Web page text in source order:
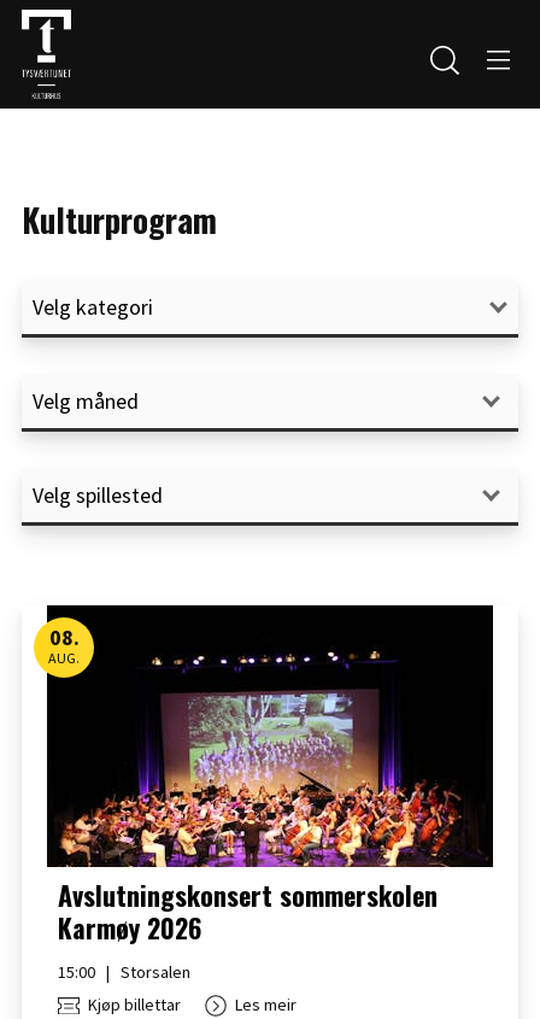
Kulturprogram
08.
AUG.
Avslutningskonsert sommerskolen
Karmøy 2026
15:00 | Storsalen
Kjøp billettar
Les meir